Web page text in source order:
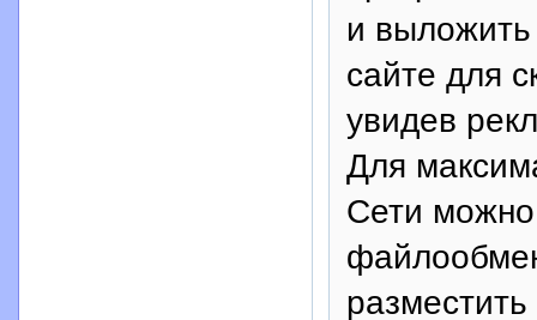
и
сайте для
увидев
Для
Сети можно